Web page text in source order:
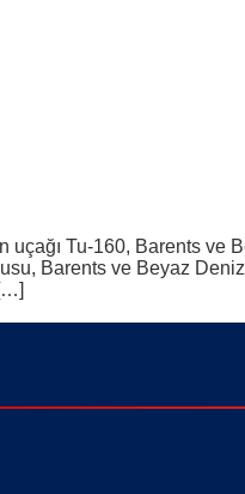
uçağı Tu-160, Barents
Barents ve Beyaz